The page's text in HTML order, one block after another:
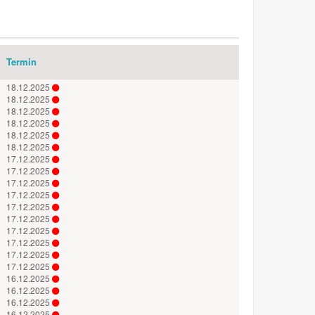
Termin
18.12.2025
18.12.2025
18.12.2025
18.12.2025
18.12.2025
18.12.2025
17.12.2025
17.12.2025
17.12.2025
17.12.2025
17.12.2025
17.12.2025
17.12.2025
17.12.2025
17.12.2025
17.12.2025
16.12.2025
16.12.2025
16.12.2025